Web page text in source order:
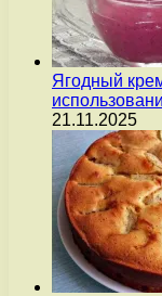
Ягодный
21.11.2025